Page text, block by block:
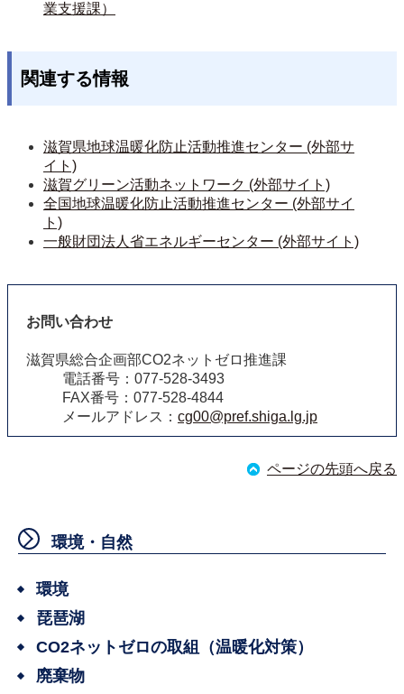
業支援課）
関連する情報
滋賀県地球温暖化防止活動推進センター (外部サ
イト)
滋賀グリーン活動ネットワーク (外部サイト)
全国地球温暖化防止活動推進センター (外部サイ
ト)
一般財団法人省エネルギーセンター (外部サイト)
お問い合わせ
滋賀県総合企画部CO2ネットゼロ推進課
電話番号：077-528-3493
FAX番号：077-528-4844
メールアドレス： cg00@pref.shiga.lg.jp
ページの先頭へ戻る
環境・自然
環境
琵琶湖
CO2ネットゼロの取組（温暖化対策）
廃棄物